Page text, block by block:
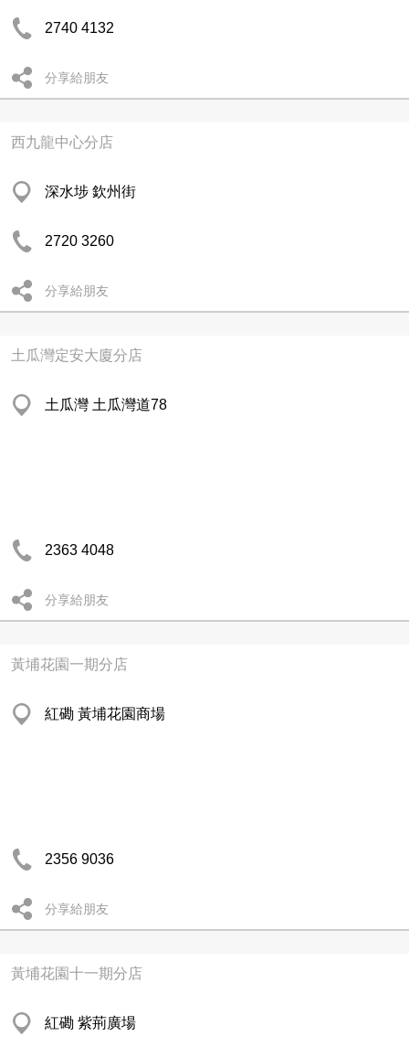
2740 4132
分享給朋友
西九龍中心分店
深水埗 欽州街
2720 3260
分享給朋友
土瓜灣定安大廈分店
土瓜灣 土瓜灣道78
2363 4048
分享給朋友
黃埔花園一期分店
紅磡 黃埔花園商場
2356 9036
分享給朋友
黃埔花園十一期分店
紅磡 紫荊廣場